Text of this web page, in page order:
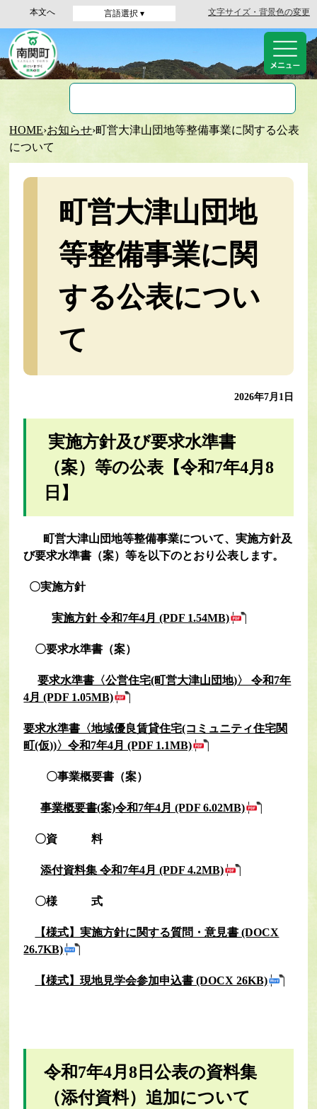
本文へ 言語選択 ▾ 文字サイズ・背景色の変更
HOME›お知らせ›町営大津山団地等整備事業に関する公表
について
町営大津山団地
等整備事業に関
する公表につい
て
2026年7月1日
実施方針及び要求水準書
（案）等の公表【令和7年4月8
日】
町営大津山団地等整備事業について、実施方針及
び要求水準書（案）等を以下のとおり公表します。
〇実施方針
実施方針 令和7年4月 (PDF 1.54MB)
〇要求水準書（案）
要求水準書〈公営住宅(町営大津山団地)〉 令和7年
4月 (PDF 1.05MB)
要求水準書〈地域優良賃貸住宅(コミュニティ住宅関
町(仮))〉令和7年4月 (PDF 1.1MB)
〇事業概要書（案）
事業概要書(案)令和7年4月 (PDF 6.02MB)
〇資 料
添付資料集 令和7年4月 (PDF 4.2MB)
〇様 式
【様式】実施方針に関する質問・意見書 (DOCX
26.7KB)
【様式】現地見学会参加申込書 (DOCX 26KB)
令和7年4月8日公表の資料集
（添付資料）追加について